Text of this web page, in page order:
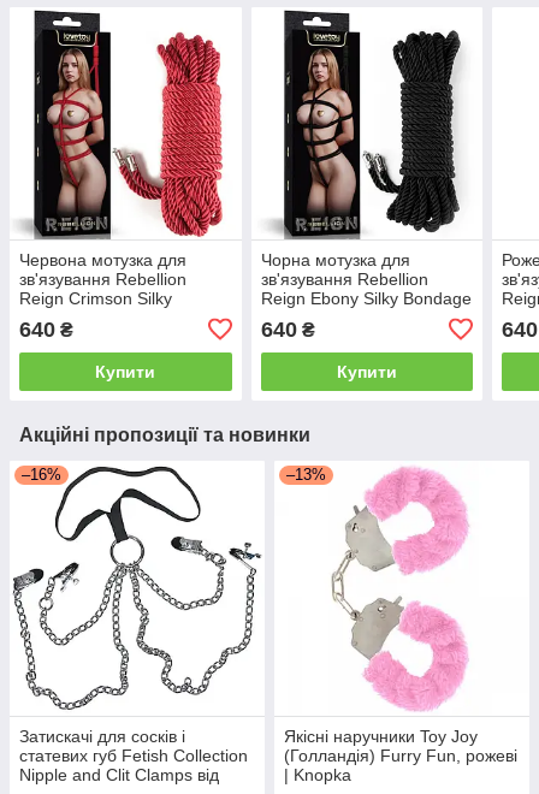
Червона мотузка для
зв'язування Rebellion
Reign Crimson Silky
640 ₴
Купити
Чорна мотузка для
зв'язування Rebellion
Reign Ebony Silky Bondage
640₴
Купити
640
Акційні пропозиції та новинки
–16%
Затискачі для сосків і
статевих губ Fetish Collection
Nipple and Clit Clamps від
–13%
Якісні наручники Toy Joy
(Голландія) Furry Fun, рожеві
| Knopka